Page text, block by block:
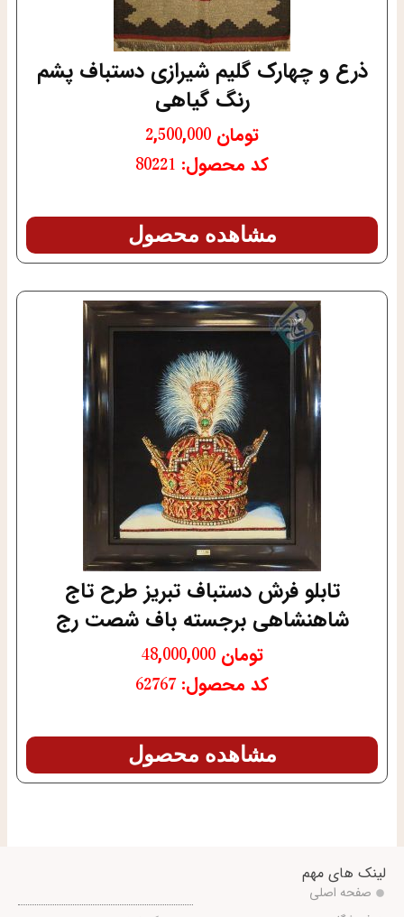
ذرع و چهارک گلیم شیرازی دستباف پشم
رنگ گیاهی
تومان
کد محصول: 80221
مشاهده محصول
تابلو فرش دستباف تبریز طرح تاج
شاهنشاهی برجسته باف شصت رج
تومان 48,000,000
کد محصول: 62767
مشاهده محصول
لینک های مهم
صفحه اصلی